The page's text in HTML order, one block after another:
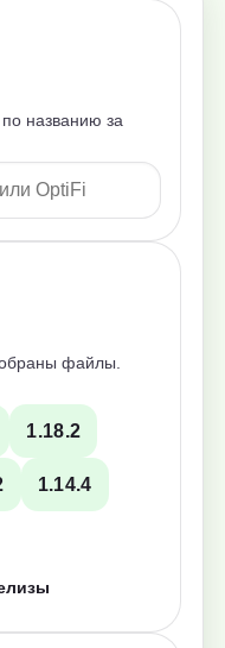
названию за
файлы.
1.18.2
1.14.4